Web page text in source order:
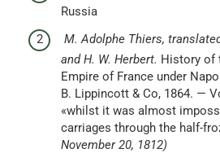
Russia
M. Adolphe Thiers,
and H. W. Herbert. History of
Empire of France under
B. Lippincott & Co, 1864. —
«whilst it was almost
carriages through the half-
November 20, 1812)